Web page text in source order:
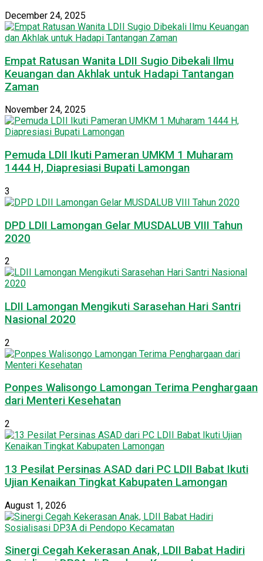
December 24, 2025
Empat Ratusan Wanita LDII Sugio Dibekali Ilmu
Keuangan dan Akhlak untuk Hadapi Tantangan
Zaman
November 24, 2025
Pemuda LDII Ikuti Pameran UMKM 1 Muharam
1444 H, Diapresiasi Bupati Lamongan
3
DPD LDII Lamongan Gelar MUSDALUB VIII Tahun
2020
2
LDII Lamongan Mengikuti Sarasehan Hari Santri
Nasional 2020
2
Ponpes Walisongo Lamongan Terima Penghargaan
dari Menteri Kesehatan
2
13 Pesilat Persinas ASAD dari PC LDII Babat Ikuti
Ujian Kenaikan Tingkat Kabupaten Lamongan
August 1, 2026
Sinergi Cegah Kekerasan Anak, LDII Babat Hadiri